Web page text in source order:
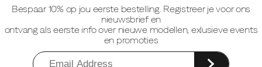
Bespaar 10% op jou eerste bestelling. Registreer je voor ons
nieuwsbrief en
ontvang als eerste info over nieuwe modellen, exlusieve events
en promoties